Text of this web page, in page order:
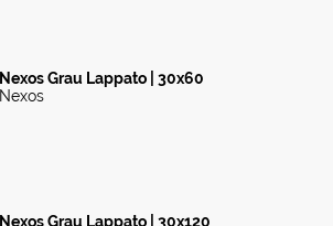
Nexos Grau Lappato | 30x60
Nexos
Nexos Grau Lappato | 30x120